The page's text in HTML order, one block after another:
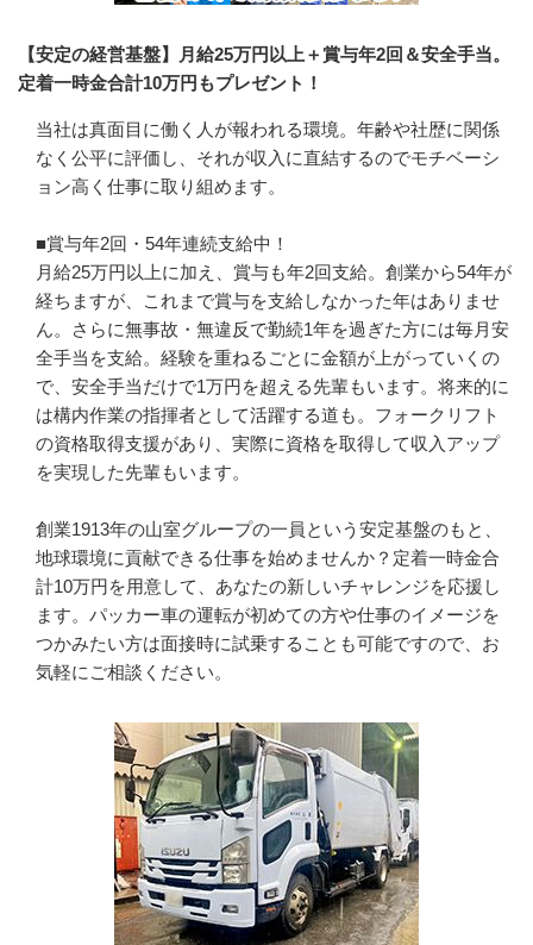
【安定の経営基盤】月給25万円以上＋賞与年2回＆安全手当。
定着一時金合計10万円もプレゼント！
当社は真面目に働く人が報われる環境。年齢や社歴に関係
なく公平に評価し、それが収入に直結するのでモチベーシ
ョン高く仕事に取り組めます。
■賞与年2回・54年連続支給中！
月給25万円以上に加え、賞与も年2回支給。創業から54年が
経ちますが、これまで賞与を支給しなかった年はありませ
ん。さらに無事故・無違反で勤続1年を過ぎた方には毎月安
全手当を支給。経験を重ねるごとに金額が上がっていくの
で、安全手当だけで1万円を超える先輩もいます。将来的に
は構内作業の指揮者として活躍する道も。フォークリフト
の資格取得支援があり、実際に資格を取得して収入アップ
を実現した先輩もいます。
創業1913年の山室グループの一員という安定基盤のもと、
地球環境に貢献できる仕事を始めませんか？定着一時金合
計10万円を用意して、あなたの新しいチャレンジを応援し
ます。パッカー車の運転が初めての方や仕事のイメージを
つかみたい方は面接時に試乗することも可能ですので、お
気軽にご相談ください。